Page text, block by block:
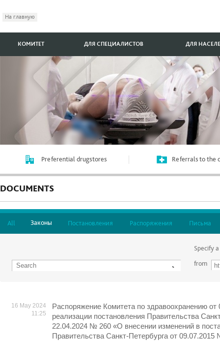
На главную
КОМИТЕТ ДЛЯ СПЕЦИАЛИСТОВ ДЛЯ
Preferential drugstores Referrals to the
DOCUMENTS
All Законы Постановления Распоряжения Письма
Specify
from
16 May 2024
11:25
Распоряжение Комитета по здравоохранению
реализации постановления Правительства
22.04.2024 № 260 «О внесении изменений в
Правительства Санкт-Петербурга от 09.07.2015